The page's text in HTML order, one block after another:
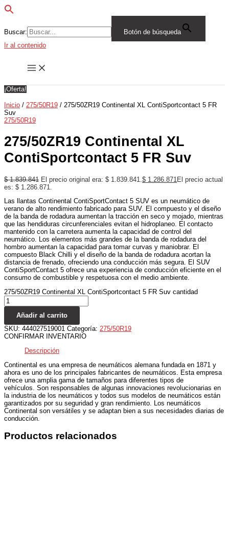
Buscar:
Botón de búsqueda
Ir al contenido
¡Oferta!
Inicio / 275/50R19 / 275/50ZR19 Continental XL ContiSportcontact 5 FR
Suv
275/50R19
275/50ZR19 Continental XL
ContiSportcontact 5 FR Suv
$1.839.841 El precio original era: $ 1.839.841. $ 1.286.871 El precio actual
es: $ 1.286.871.
Las llantas Continental ContiSportContact 5 SUV es un neumático de
verano de alto rendimiento fabricado para SUV. El compuesto y el diseño
de la banda de rodadura aumentan la tracción en seco y mojado, mientras
que las hendiduras circunferenciales evitan el hidroplaneo. El contacto
mantenido con la carretera aumenta la capacidad de control del
neumático. Los elementos más grandes de la banda de rodadura del
hombro aumentan la capacidad para tomar curvas y maniobrar. El
compuesto Black Chilli y el diseño de la banda de rodadura acortan la
distancia de frenado, ofreciendo una conducción más segura. El SUV
ContiSportContact 5 ofrece una experiencia de conducción eficiente en el
consumo de combustible y respetuosa con el medio ambiente.
275/50ZR19 Continental XL ContiSportcontact 5 FR Suv cantidad
Añadir al carrito
SKU: 444027519001 Categoría: 275/50R19
CONFIRMAR INVENTARIO
Descripción
Continental es una empresa de neumáticos alemana fundada en 1871 y
ahora es uno de los principales fabricantes de neumáticos. Esta empresa
ofrece una amplia gama de tamaños para diferentes tipos de
vehículos. Son responsables de algunas innovaciones revolucionarias en
la industria de los neumáticos y todos sus modelos de neumáticos están
garantizados por su seguridad y gran rendimiento. Los neumáticos
Continental son versátiles y se adaptan bien a sus necesidades diarias de
conducción.
Productos relacionados